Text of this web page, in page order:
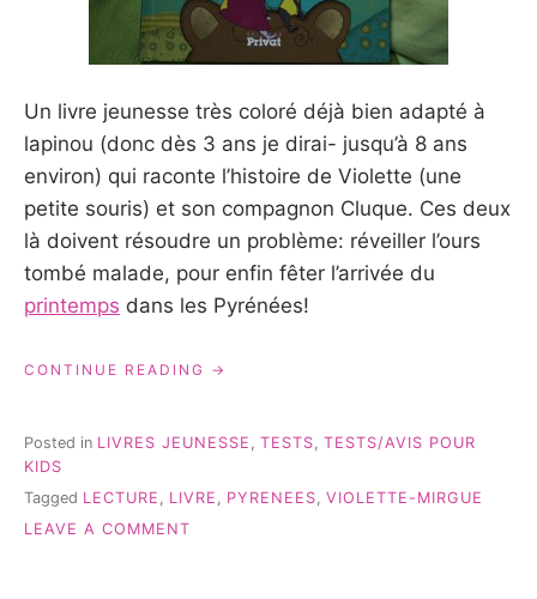
Un livre jeunesse très coloré déjà bien adapté à
lapinou (donc dès 3 ans je dirai- jusqu’à 8 ans
environ) qui raconte l’histoire de Violette (une
petite souris) et son compagnon Cluque. Ces deux
là doivent résoudre un problème: réveiller l’ours
tombé malade, pour enfin fêter l’arrivée du
printemps dans les Pyrénées!
CONTINUE READING « VIOLETTE
DÉCOUVRIR
Posted in LIVRES JEUNESSE TESTS TESTS/AVIS POUR
KIDS
Tagged LECTURE LIVRE PYRENEES VIOLETTE-MIRGUE
LEAVE A COMMENT